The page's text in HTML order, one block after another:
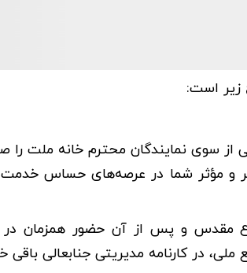
زیر است:
سوی نمایندگان محترم خانه ملت را
و مؤثر شما در عرصه‌های حساس خدمت
مقدس و پس از آن حضور همزمان
در کارنامه مدیریتی جنابعالی باقی